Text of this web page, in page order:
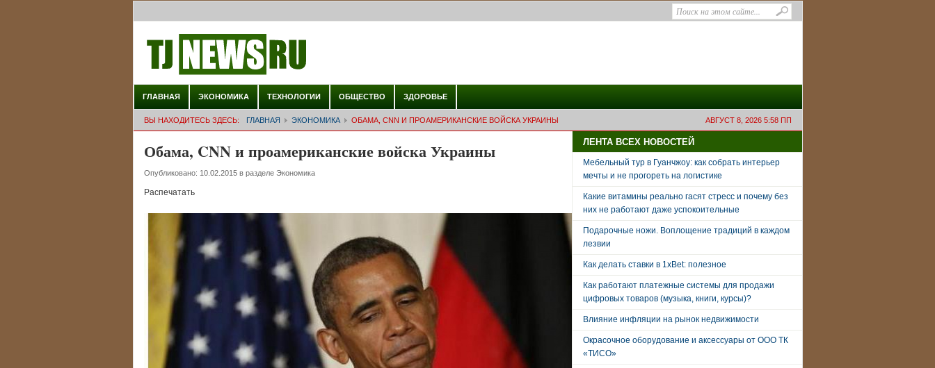
ГЛАВНАЯ ЭКОНОМИКА ТЕХНОЛОГИИ ОБЩЕСТВО ЗДОРОВЬЕ
АВГУСТ 8, 2026 5:58 ПП
ВЫ НАХОДИТЕСЬ ЗДЕСЬ: ГЛАВНАЯ ЭКОНОМИКА ОБАМА, CNN И ПРОАМЕРИКАНСКИЕ ВОЙСКА УКРАИНЫ
Обама, CNN и проамериканские войска Украины
Опубликовано: 10.02.2015 в разделе Экономика
Распечатать
ЛЕНТА ВСЕХ НОВОСТЕЙ
Мебельный тур в Гуанчжоу: как собрать интерьер
мечты и не прогореть на логистике
Какие витамины реально гасят стресс и почему без
них не работают даже успокоительные
Подарочные ножи. Воплощение традиций в каждом
лезвии
Как делать ставки в 1xBet: полезное
Как работают платежные системы для продажи
цифровых товаров (музыка, книги, курсы)?
Влияние инфляции на рынок недвижимости
Окрасочное оборудование и аксессуары от ООО ТК
«ТИСО»